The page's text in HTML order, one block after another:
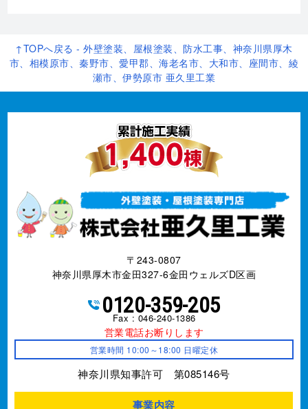
↑TOPへ戻る - 外壁塗装、屋根塗装、防水工事、神奈川県厚木
市、相模原市、秦野市、愛甲郡、海老名市、大和市、座間市、綾
瀬市、伊勢原市 亜久里工業
〒243-0807
神奈川県厚木市金田327-6金田ウェルズD区画
0120-359-205
Fax : 046-240-1386
営業電話お断りします
営業時間 10:00～18:00 日曜定休
神奈川県知事許可 第085146号
事業内容